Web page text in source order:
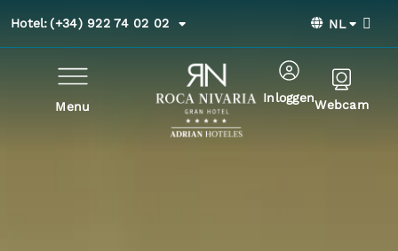
Hotel: (+34) 922 74 02 02 NL
Menu
InloggenWebcam